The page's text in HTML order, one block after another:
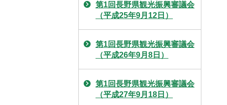
第1回長野県観光振興審議会
（平成25年9月12日）
第1回長野県観光振興審議会
（平成26年9月8日）
第1回長野県観光振興審議会
（平成27年9月18日）